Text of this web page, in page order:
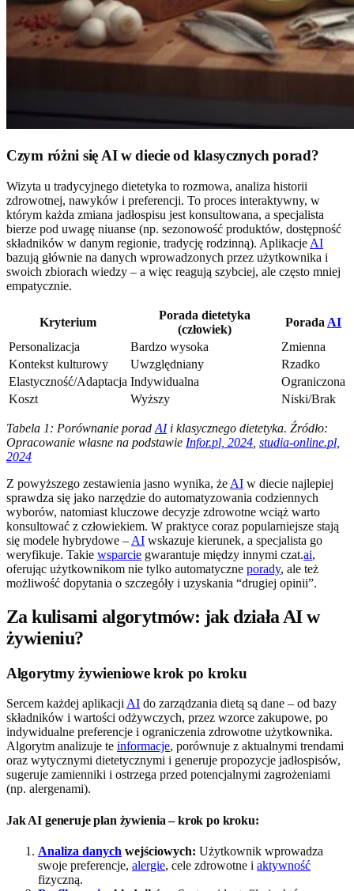
Czym różni się AI w diecie od klasycznych porad?
Wizyta u tradycyjnego dietetyka to rozmowa, analiza historii
zdrowotnej, nawyków i preferencji. To proces interaktywny, w
którym każda zmiana jadłospisu jest konsultowana, a specjalista
bierze pod uwagę niuanse (np. sezonowość produktów, dostępność
składników w danym regionie, tradycję rodzinną). Aplikacje AI
bazują głównie na danych wprowadzonych przez użytkownika i
swoich zbiorach wiedzy – a więc reagują szybciej, ale często mniej
empatycznie.
Kryterium
Porada dietetyka
(człowiek)
Porada AI
Personalizacja
Bardzo wysoka
Zmienna
Kontekst kulturowy
Uwzględniany
Rzadko
Elastyczność/Adaptacja Indywidualna
Ograniczona
Koszt
Wyższy Niski/Brak
Tabela 1: Porównanie porad AIi klasycznego dietetyka. Źródło:
Opracowanie własne na podstawie Infor.pl, 2024 studia-online.pl,
2024
Z powyższego zestawienia jasno wynika, że AI w diecie najlepiej
sprawdza się jako narzędzie do automatyzowania codziennych
wyborów, natomiast kluczowe decyzje zdrowotne wciąż warto
konsultować z człowiekiem. W praktyce coraz popularniejsze stają
się modele hybrydowe – AI wskazuje kierunek, a specjalista go
weryfikuje. Takie wsparcie gwarantuje między innymi czat.ai,
oferując użytkownikom nie tylko automatyczne porady, ale też
możliwość dopytania o szczegóły i uzyskania “drugiej opinii”.
Za kulisami algorytmów: jak działa AI w
żywieniu?
Algorytmy żywieniowe krok po kroku
Sercem każdej aplikacji AI do zarządzania dietą są dane – od bazy
składników i wartości odżywczych, przez wzorce zakupowe, po
indywidualne preferencje i ograniczenia zdrowotne użytkownika.
Algorytm analizuje te informacje, porównuje z aktualnymi trendami
oraz wytycznymi dietetycznymi i generuje propozycje jadłospisów,
sugeruje zamienniki i ostrzega przed potencjalnymi zagrożeniami
(np. alergenami).
Jak AI generuje plan żywienia – krok po kroku:
Analiza danych wejściowych: Użytkownik wprowadza
swoje preferencje, alergie, cele zdrowotne i aktywność
fizyczną.